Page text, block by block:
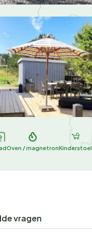
Oven / magnetronKinderstoel
vragen